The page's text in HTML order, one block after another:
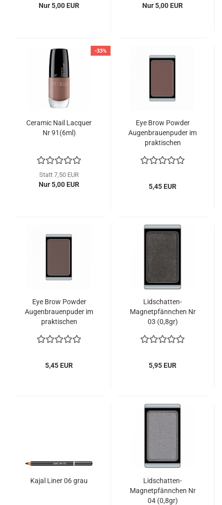
Nur 5,00 EUR Nur 5,00 EUR
-33%
Ceramic Nail Lacquer
Nr 91(6ml)
Statt 7,50 EUR
Nur 5,00 EUR
Eye Brow Powder
Augenbrauenpuder im
praktischen
5,45 EUR
Eye Brow Powder
Augenbrauenpuder im
praktischen
5,45 EUR
Lidschatten-
Magnetpfännchen Nr
03 (0,8gr)
5,95 EUR
Kajal Liner 06 grau
Lidschatten-
Magnetpfännchen Nr
04 (0,8gr)